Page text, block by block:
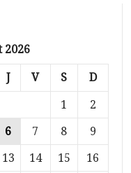
2026
J V S D
1
2
6 7 8
9
13 14 15
16